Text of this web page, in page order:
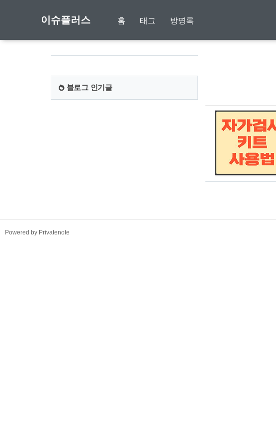
이슈플러스 홈 태그 방명록
블로그 인기글
Powered by Privatenote
TistoryWhaleSkin3.4